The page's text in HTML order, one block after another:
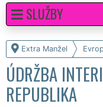
Extra Manžel
ÚDRŽBA
REPUBLIKA
SLUŽBY